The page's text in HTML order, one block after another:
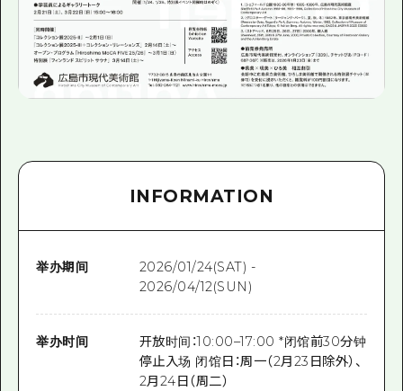
INFORMATION
举办期间
2026/01/24(SAT) -
2026/04/12(SUN)
举办时间
开放时间：10:00–17:00 *闭馆前30分钟
停止入场 闭馆日：周一（2月23日除外）、
2月24日（周二）